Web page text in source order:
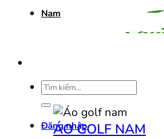
Tìm
Đăng nhập
Nam
ÁO GOLF NAM